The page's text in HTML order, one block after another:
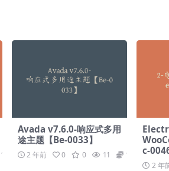
19.9
Avada v7.6.0-响应式多用
途主题【Be-0033】
2 年前 0 0 11 19.9
c-
2 年